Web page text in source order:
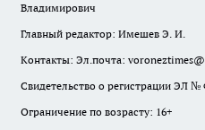
Владимирович
Главный редактор: Имешев Э. И.
Контакты: Эл.почта:
Свидетельство о регистрации ЭЛ №
Ограничение по возрасту: 16+